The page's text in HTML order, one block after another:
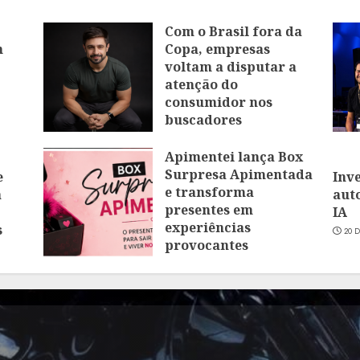
Com o Brasil fora da
Copa, empresas
voltam a disputar a
atenção do
consumidor nos
buscadores
Apimentei lança Box
Surpresa Apimentada
e transforma
presentes em
experiências
provocantes
IA
20